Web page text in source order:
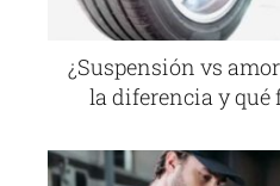
¿Suspensión vs
la diferencia y qué